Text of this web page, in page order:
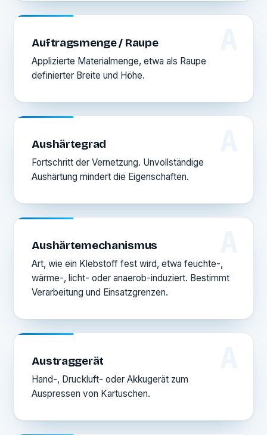
Auftragsmenge / Raupe
Applizierte Materialmenge, etwa als Raupe
definierter Breite und Höhe.
Aushärtegrad
Fortschritt der Vernetzung. Unvollständige
Aushärtung mindert die Eigenschaften.
Aushärtemechanismus
Art, wie ein Klebstoff fest wird, etwa feuchte-,
wärme-, licht- oder anaerob-induziert. Bestimmt
Verarbeitung und Einsatzgrenzen.
Austraggerät
Hand-, Druckluft- oder Akkugerät zum
Auspressen von Kartuschen.